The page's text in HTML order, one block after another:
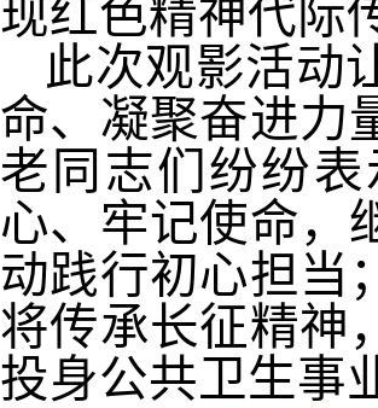
现红色精神代际
此次观影活动
命、凝聚奋进力
老同志们纷纷
心、牢记使命，
动践行初心担当
将传承长征精神
投身公共卫生事